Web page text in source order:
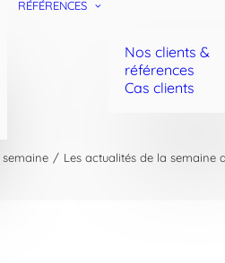
RÉFÉRENCES
Nos clients &
références
Cas clients
Les actualités de la semaine